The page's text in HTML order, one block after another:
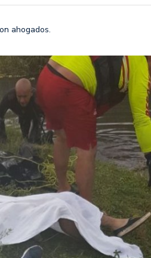
ahogados.